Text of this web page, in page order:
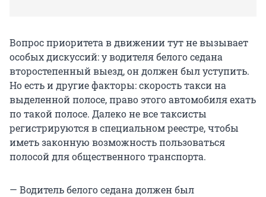
Вопрос приоритета в движении тут не вызывает
особых дискуссий: у водителя белого седана
второстепенный выезд, он должен был уступить.
Но есть и другие факторы: скорость такси на
выделенной полосе, право этого автомобиля ехать
по такой полосе. Далеко не все таксисты
регистрируются в специальном реестре, чтобы
иметь законную возможность пользоваться
полосой для общественного транспорта.
— Водитель белого седана должен был